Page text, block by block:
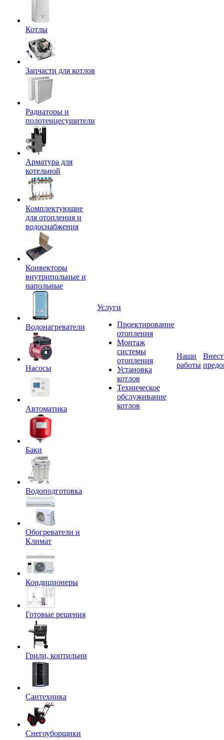
Котлы
Запчасти для котлов
Радиаторы и
полотенцесушители
Арматура для
котельной
Комплектующие
для отопления и
водоснабжения
Конвекторы
внутрипольные и
напольные
Водонагреватели
Насосы
Автоматика
Баки
Водоподготовка
Обогреватели и
Климат
Кондиционеры
Готовые решения
Грили, коптильни
Сантехника
Снегоуборщики
Услуги
Проектирование
отопления
Монтаж
системы
отопления
Установка
котлов
Техническое
обслуживание
котлов
Наши
работы